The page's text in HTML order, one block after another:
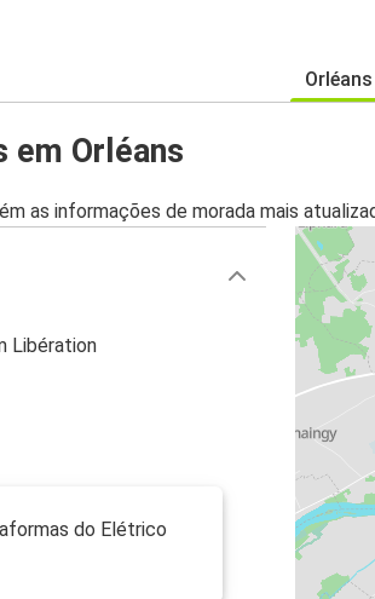
Orléans
em Orléans
as informações de morada mais
Libération
do Elétrico